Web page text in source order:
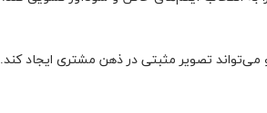
تصویر مثبتی در ذهن مشتری ایجاد کند.